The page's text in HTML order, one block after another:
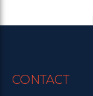
CONTACT